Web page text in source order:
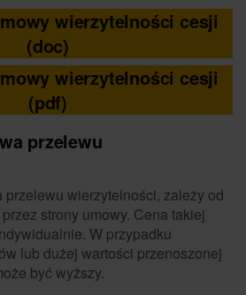
wierzytelności cesji
(doc)
wierzytelności cesji
(pdf)
przelewu
wierzytelności, zależy od
strony umowy. Cena takiej
W przypadku
lub dużej wartości przenoszonej
być wyższy.